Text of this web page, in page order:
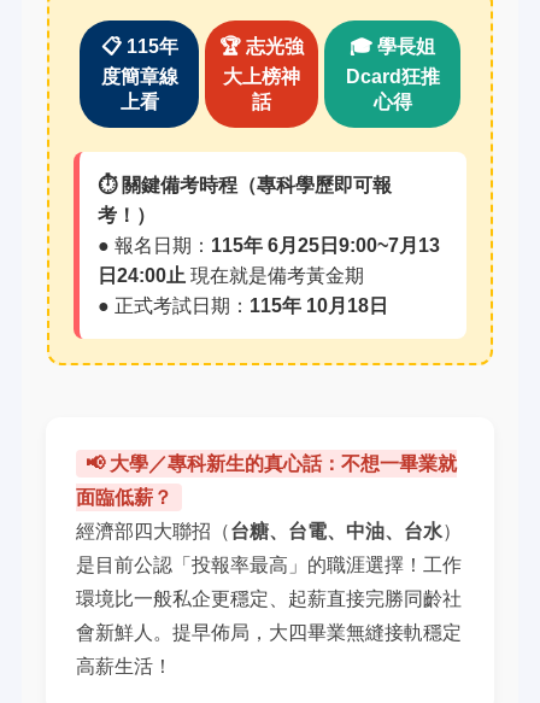
📋 115年
度簡章線
上看
🏆 志光強
大上榜神
話
🎓 學長姐
Dcard狂推
心得
⏱️ 關鍵備考時程（專科學歷即可報
考！）
● 報名日期： 115年 6月25日9:00~7月13
日24:00止 現在就是備考黃金期
● 正式考試日期： 115年 10月18日
📢 大學／專科新生的真心話：不想一畢業就
面臨低薪？
經濟部四大聯招（台糖、台電、中油、台水）
是目前公認「投報率最高」的職涯選擇！工作
環境比一般私企更穩定、起薪直接完勝同齡社
會新鮮人。提早佈局，大四畢業無縫接軌穩定
高薪生活！